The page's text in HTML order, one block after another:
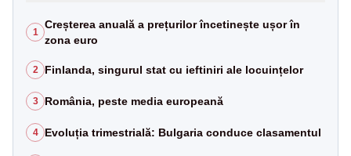
1
Creșterea anuală a prețurilor încetinește ușor în
zona euro
2 Finlanda, singurul stat cu ieftiniri ale locuințelor
3 România, peste media europeană
4 Evoluția trimestrială: Bulgaria conduce clasamentul